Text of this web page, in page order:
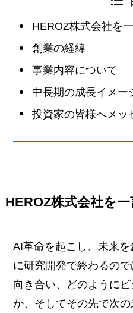
HEROZ株式会社を
創業の経緯
事業内容について
中長期の成長イメー
投資家の皆様へメッ
HEROZ株式会社を
AI革命を起こし、未来
に研究開発で終わるの
向き合い、どのように
か、そしてその先で次